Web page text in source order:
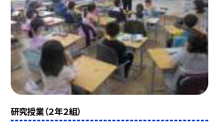
研究授業（２年２組）